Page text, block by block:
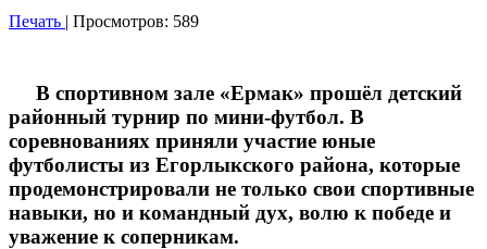
Печать | Просмотров: 589
В спортивном зале «Ермак» прошёл детский
районный турнир по мини-футбол. В
соревнованиях приняли участие юные
футболисты из Егорлыкского района, которые
продемонстрировали не только свои спортивные
навыки, но и командный дух, волю к победе и
уважение к соперникам.